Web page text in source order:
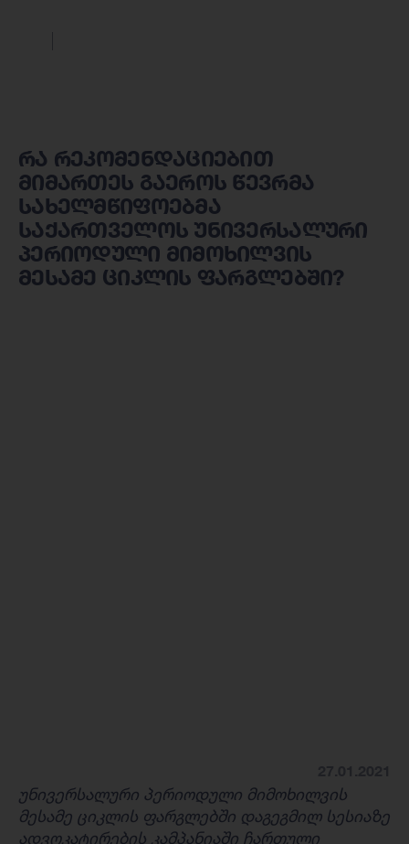
რა რეკომენდაციებით
მიმართეს გაეროს წევრმა
სახელმწიფოებმა
საქართველოს უნივერსალური
პერიოდული მიმოხილვის
მესამე ციკლის ფარგლებში?
უნივერსალური პერიოდული მიმოხილვის
მესამე ციკლის ფარგლებში დაგეგმილ სესიაზე
ადვოკატირების კამპანიაში ჩართული